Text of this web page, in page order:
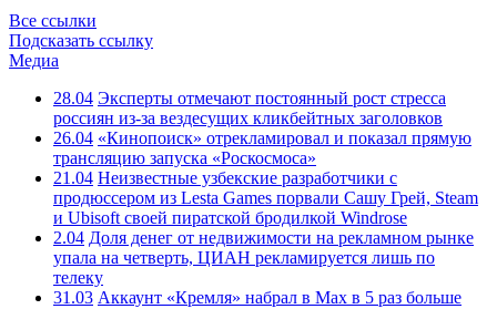
Все ссылки
Подсказать ссылку
Медиа
28.04 Эксперты отмечают постоянный рост стресса
россиян из-за вездесущих кликбейтных заголовков
26.04 «Кинопоиск» отрекламировал и показал прямую
трансляцию запуска «Роскосмоса»
21.04 Неизвестные узбекские разработчики с
продюссером из Lesta Games порвали Сашу Грей, Steam
и Ubisoft своей пиратской бродилкой Windrose
2.04 Доля денег от недвижимости на рекламном рынке
упала на четверть, ЦИАН рекламируется лишь по
телеку
31.03 Аккаунт «Кремля» набрал в Max в 5 раз больше